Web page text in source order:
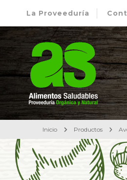
La Proveeduría
Alimentos Saludables –
Proveeduría Orgánica y
Inicio Productos